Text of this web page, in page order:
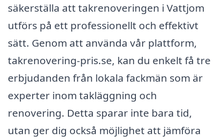
säkerställa att takrenoveringen i Vattjom
utförs på ett professionellt och effektivt
sätt. Genom att använda vår plattform,
takrenovering-pris.se, kan du enkelt få tre
erbjudanden från lokala fackmän som är
experter inom takläggning och
renovering. Detta sparar inte bara tid,
utan ger dig också möjlighet att jämföra